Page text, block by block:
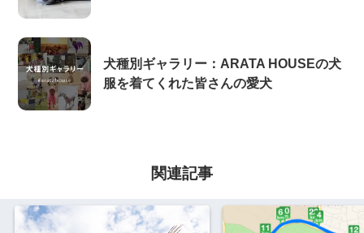
犬種別ギャラリー：ARATA HOUSEの犬
服を着てくれた皆さんの愛犬
関連記事